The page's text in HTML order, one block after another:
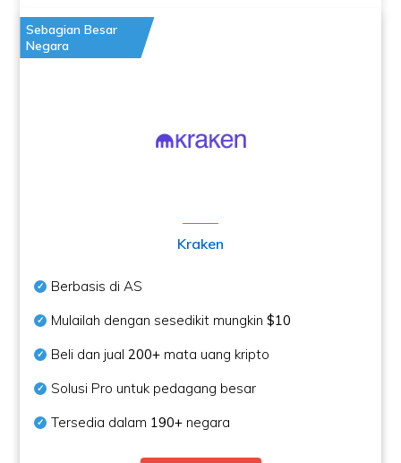
Sebagian Besar
Negara
Kraken
Berbasis di AS
Mulailah dengan sesedikit mungkin$10
Beli dan jual200+ mata uang kripto
Solusi Pro untuk pedagang besar
Tersedia dalam 190+ negara